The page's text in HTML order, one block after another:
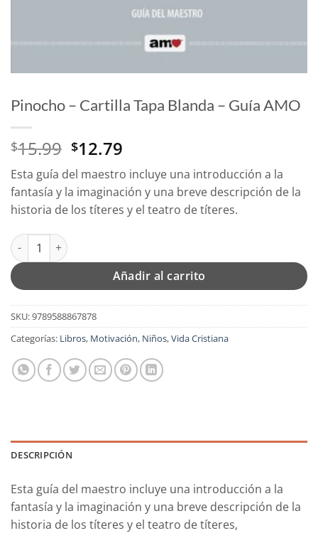
Pinocho – Cartilla Tapa Blanda – Guía AMO
$15.99 El
precio
original
era:
$15.99.
$12.79
precio
actual
es:
$12.79.
Esta guía del maestro incluye una introducción a la
fantasía y la imaginación y una breve descripción de la
historia de los títeres y el teatro de títeres.
Pinocho - Cartilla Tapa Blanda - Guía AMO cantidad
Añadir al carrito
SKU:9789588867878
Categorías: Libros, Motivación, Niños,Vida Cristiana
DESCRIPCIÓN
Esta guía del maestro incluye una introducción a la
fantasía y la imaginación y una breve descripción de la
historia de los títeres y el teatro de títeres,